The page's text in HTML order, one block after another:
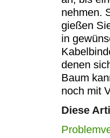
nehmen.
gießen
in
denen
Baum
noch mit
Diese